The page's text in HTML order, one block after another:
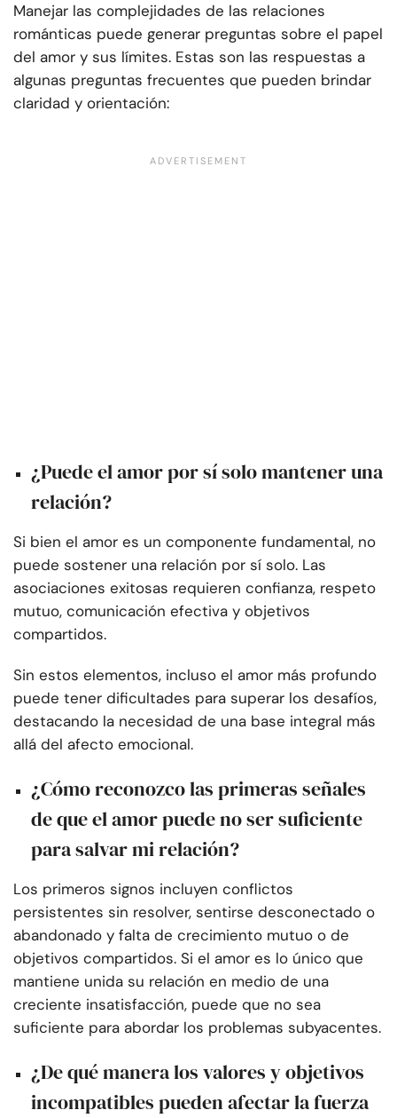
Manejar las complejidades de las relaciones
románticas puede generar preguntas sobre el papel
del amor y sus límites. Estas son las respuestas a
algunas preguntas frecuentes que pueden brindar
claridad y orientación:
¿Puede el amor por sí solo mantener una
relación?
Si bien el amor es un componente fundamental, no
puede sostener una relación por sí solo. Las
asociaciones exitosas requieren confianza, respeto
mutuo, comunicación efectiva y objetivos
compartidos.
Sin estos elementos, incluso el amor más profundo
puede tener dificultades para superar los desafíos,
destacando la necesidad de una base integral más
allá del afecto emocional.
¿Cómo reconozco las primeras señales
de que el amor puede no ser suficiente
para salvar mi relación?
Los primeros signos incluyen conflictos
persistentes sin resolver, sentirse desconectado o
abandonado y falta de crecimiento mutuo o de
objetivos compartidos. Si el amor es lo único que
mantiene unida su relación en medio de una
creciente insatisfacción, puede que no sea
suficiente para abordar los problemas subyacentes.
¿De qué manera los valores y objetivos
incompatibles pueden afectar la fuerza